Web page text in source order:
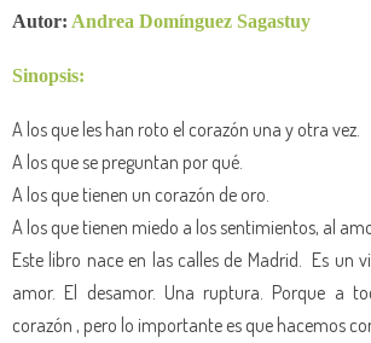
Autor: Andrea Domínguez Sagastuy
Sinopsis:
A los que les han roto el corazón una y otra vez.
A los que se preguntan por qué.
A los que tienen un corazón de oro.
A los que tienen miedo a los sentimientos, al
Este libro nace en las calles de Madrid. Es un
amor. El desamor. Una ruptura. Porque a
corazón , pero lo importante es que hacemos